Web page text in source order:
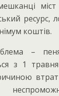
міст
ресурс,
коштів.
–
з 1